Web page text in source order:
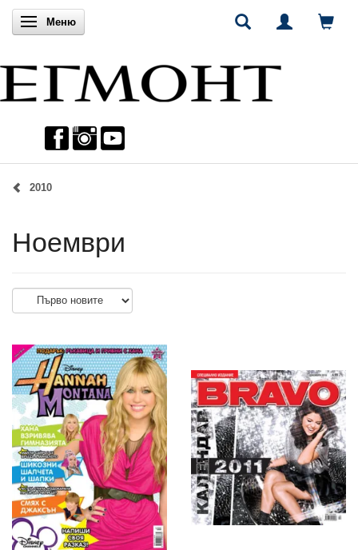
Включи навигацията
Меню
2010
Ноември